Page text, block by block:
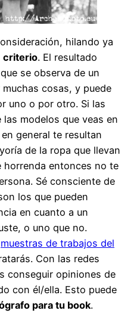
hilando ya
criterio. El resultado
se observa de un
cosas, y puede
uno o por otro. Si las
modelos que veas en
en general te resultan
de la ropa que llevan
horrenda entonces no te
Sé consciente de
los que pueden
en cuanto a un
o uno que no.
muestras de trabajos del
Con las redes
conseguir opiniones de
con él/ella. Esto puede
para tu book.